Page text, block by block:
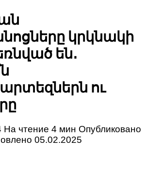
կրկնակի
են․
ու
На чтение 4 мин Опубликовано
05.02.2025